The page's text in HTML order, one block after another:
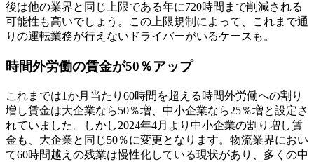
後は他の業界と同じ上限である年に720時間まで削減される
可能性も高いでしょう。この上限規制によって、これまで通
りの運転業務が行えないドライバーがいるケースも。
時間外労働の賃金が50％アップ
これまでは1か月当たり60時間を超える時間外労働への割り
増し賃金は大企業なら50％増、中小企業なら25％増と設定さ
れていました。しかし2024年4月より中小企業の割り増し賃
金も、大企業と同じ50％に変更となります。物流業界におい
て60時間越えの残業は慢性化している現状があり、多くの中